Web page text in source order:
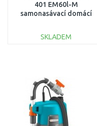
401 EM60l-M
samonasávací domácí
ORIG.OBALU
SKLADEM
Porovnat